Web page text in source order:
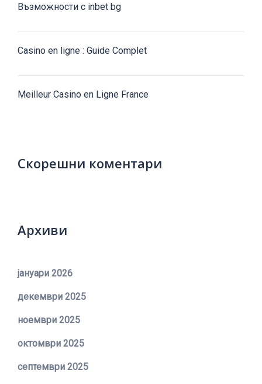
Възможности с inbet bg
Casino en ligne : Guide Complet
Meilleur Casino en Ligne France
Скорешни коментари
Архиви
јануари 2026
декември 2025
ноември 2025
октомври 2025
септември 2025